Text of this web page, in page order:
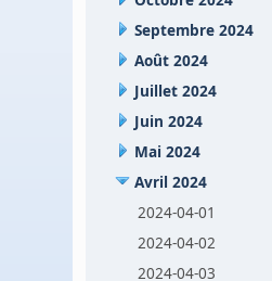
Septembre 2024
Août 2024
Juillet 2024
Juin 2024
Mai 2024
Avril 2024
2024-04-01
2024-04-02
2024-04-03